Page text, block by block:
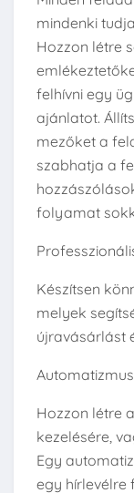
mindenki
Hozzon létre
felhívni egy
ajánlatot.
mezőket a
szabhatja a
folyamat
Készítsen
melyek
újravásárlást
Hozzon létre
kezelésére,
Egy
egy hírlevélre